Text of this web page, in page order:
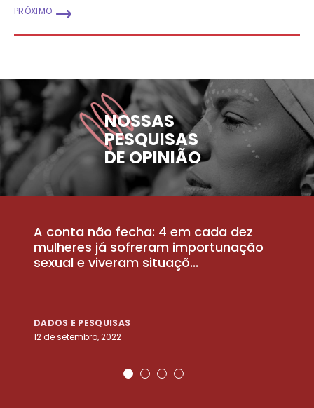
PRÓXIMO
NOSSAS
PESQUISAS
DE OPINIÃO
A conta não fecha: 4 em cada dez
mulheres já sofreram importunação
sexual e viveram situaçõ...
DADOS E PESQUISAS
12 de setembro, 2022